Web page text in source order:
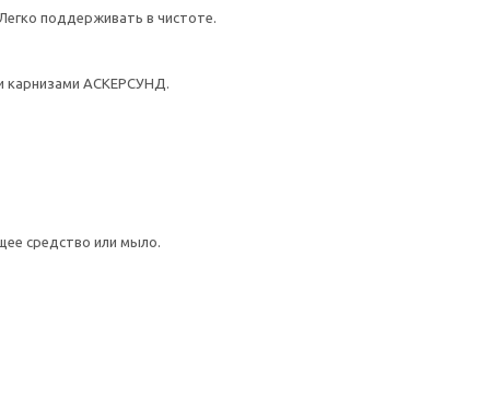
поддерживать в чистоте.
карнизами АСКЕРСУНД.
средство или мыло.